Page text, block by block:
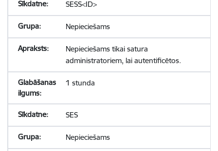
SESS<ID>
Nepieciešams
Nepieciešams tikai satura
administratoriem, lai autentificētos.
1 stunda
SES
Nepieciešams